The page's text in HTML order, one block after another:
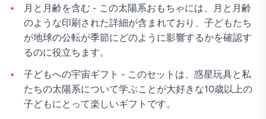
月と月齢を含む - この太陽系おもちゃには、月と月齢
のような印刷された詳細が含まれており、子どもたち
が地球の公転が季節にどのように影響するかを確認す
るのに役立ちます。
子どもへの宇宙ギフト - このセットは、惑星玩具と私
たちの太陽系について学ぶことが大好きな10歳以上の
子どもにとって楽しいギフトです。